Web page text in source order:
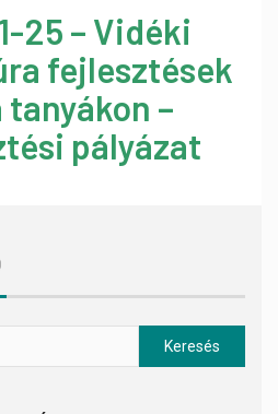
25 – Vidéki
fejlesztések
–
pályázat